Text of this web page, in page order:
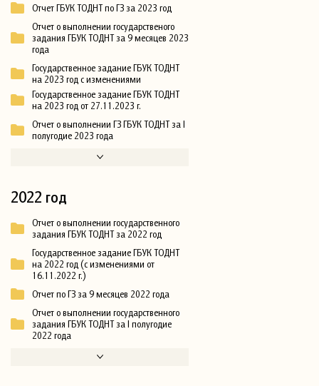
Отчет ГБУК ТОДНТ по ГЗ за 2023 год
Отчет о выполнении государственого
задания ГБУК ТОДНТ за 9 месяцев 2023
года
Государственное задание ГБУК ТОДНТ
на 2023 год с изменениями
Государственное задание ГБУК ТОДНТ
на 2023 год от 27.11.2023 г.
Отчет о выполнении ГЗ ГБУК ТОДНТ за I
полугодие 2023 года
2022 год
Отчет о выполнении государственного
задания ГБУК ТОДНТ за 2022 год
Государственное задание ГБУК ТОДНТ
на 2022 год (с изменениями от
16.11.2022 г.)
Отчет по ГЗ за 9 месяцев 2022 года
Отчет о выполнении государственного
задания ГБУК ТОДНТ за I полугодие
2022 года